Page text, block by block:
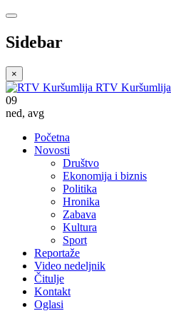
Sidebar
×
RTV Kuršumlija
09
ned, avg
Početna
Novosti
Društvo
Ekonomija i biznis
Politika
Hronika
Zabava
Kultura
Sport
Reportaže
Video nedeljnik
Čitulje
Kontakt
Oglasi